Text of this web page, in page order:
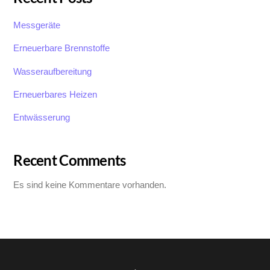
Messgeräte
Erneuerbare Brennstoffe
Wasseraufbereitung
Erneuerbares Heizen
Entwässerung
Recent Comments
Es sind keine Kommentare vorhanden.